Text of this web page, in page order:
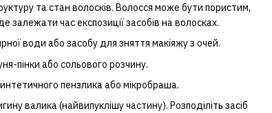
та стан волосків. Волосся може бути пористим,
час експозиції засобів на волосках.
води або засобу для зняття макіяжу з очей.
пінки або сольового розчину.
пензлика або мікробраша.
валика (найвипуклішу частину). Розподіліть засіб